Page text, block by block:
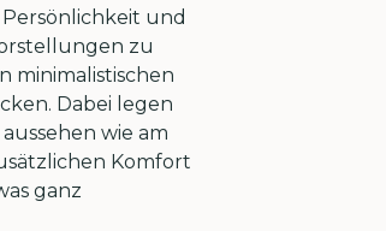
und
zu
minimalistischen
Dabei legen
wie am
Komfort
ganz